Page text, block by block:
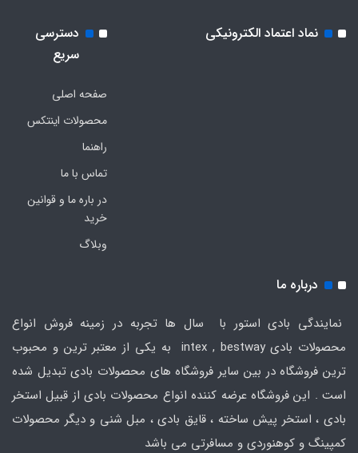
نماد اعتماد الکترونیکی
دسترسی
سریع
صفحه اصلی
محصولات اینتکس
راهنما
تماس با ما
در باره ما و قوانین
خرید
وبلاگ
درباره ما
نمایندگی بادی استور با سال ها تجربه در زمینه فروش انواع
محصولات بادی intex , bestway به یکی از معتبر ترین و محبوب
ترین فروشگاه در بین سایر فروشگاه های محصولات بادی تبدیل شده
است . این فروشگاه عرضه کننده انواع محصولات بادی از قبیل استخر
بادی ، استخر پیش ساخته ، قایق بادی ، مبل شنی و دیگر محصولات
کمپینگ و کوهنوردی و مسافرتی می باشد